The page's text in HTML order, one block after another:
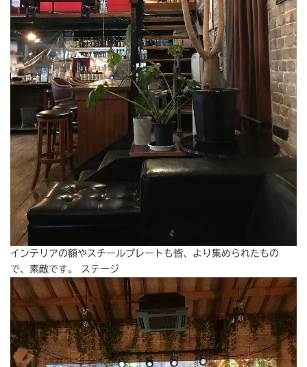
インテリアの額やスチールプレートも皆、より集められたもの
で、素敵です。 ステージ